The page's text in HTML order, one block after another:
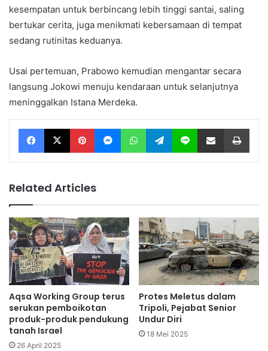
kesempatan untuk berbincang lebih tinggi santai, saling
bertukar cerita, juga menikmati kebersamaan di tempat
sedang rutinitas keduanya.
Usai pertemuan, Prabowo kemudian mengantar secara
langsung Jokowi menuju kendaraan untuk selanjutnya
meninggalkan Istana Merdeka.
Facebook X Pinterest Messenger WhatsApp Telegram Line Share via Email
Related Articles
Aqsa Working Group terus
serukan pemboikotan
produk-produk pendukung
tanah Israel
26 April 2025
Protes Meletus dalam
Tripoli, Pejabat Senior
Undur Diri
18 Mei 2025